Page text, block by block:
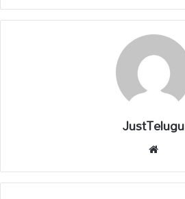
JustTelugu
bsi
te